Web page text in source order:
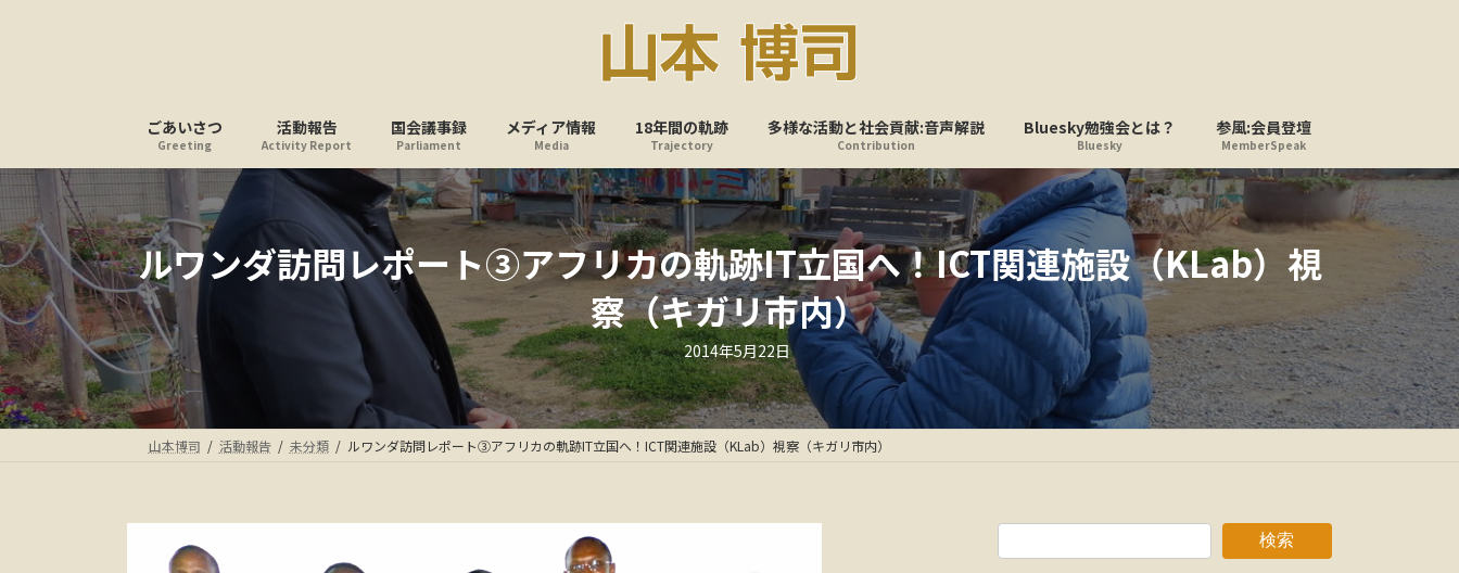
ス
キ
ッ
プ
ン
に
移
動
ごあいさつ
Greeting
活動報告
Activity Report
国会議事録
Parliament
メディア情報
Media
18年間の軌跡
Trajectory
多様な活動と社会貢献:音声解説
Contribution
Bluesky勉強会とは？
Bluesky
参風:会員登壇
MemberSpeak
ルワンダ訪問レポート③アフリカの軌跡IT立国へ！ICT関連施設（KLab）視
察（キガリ市内）
最
終
更
新
日
時
:
2014年5月22日
山本博司 活動報告 未分類 ルワンダ訪問レポート③アフリカの軌跡IT立国へ！ICT関連施設（KLab）視察（キガリ市内）
検索